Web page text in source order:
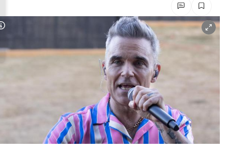
Untermenü
Untermenü
Untermenü
Copyright-Hinweis öffnen/schließen